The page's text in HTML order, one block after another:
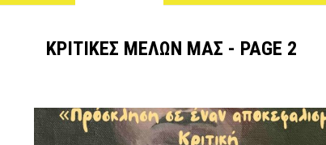
ΚΡΙΤΙΚΕΣ ΜΕΛΩΝ ΜΑΣ - PAGE 2